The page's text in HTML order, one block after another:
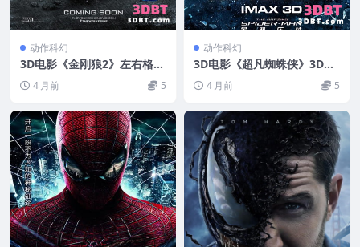
动作科幻
3D电影《金刚狼2》左右格式
3D版 下载 高清蓝光原盘 MK
V 网盘 下载
4 月前 5
动作科幻
3D电影《超凡蜘蛛侠》3D左
右格式下载 高清蓝光原盘 网
盘+迅雷下载
4 月前 5